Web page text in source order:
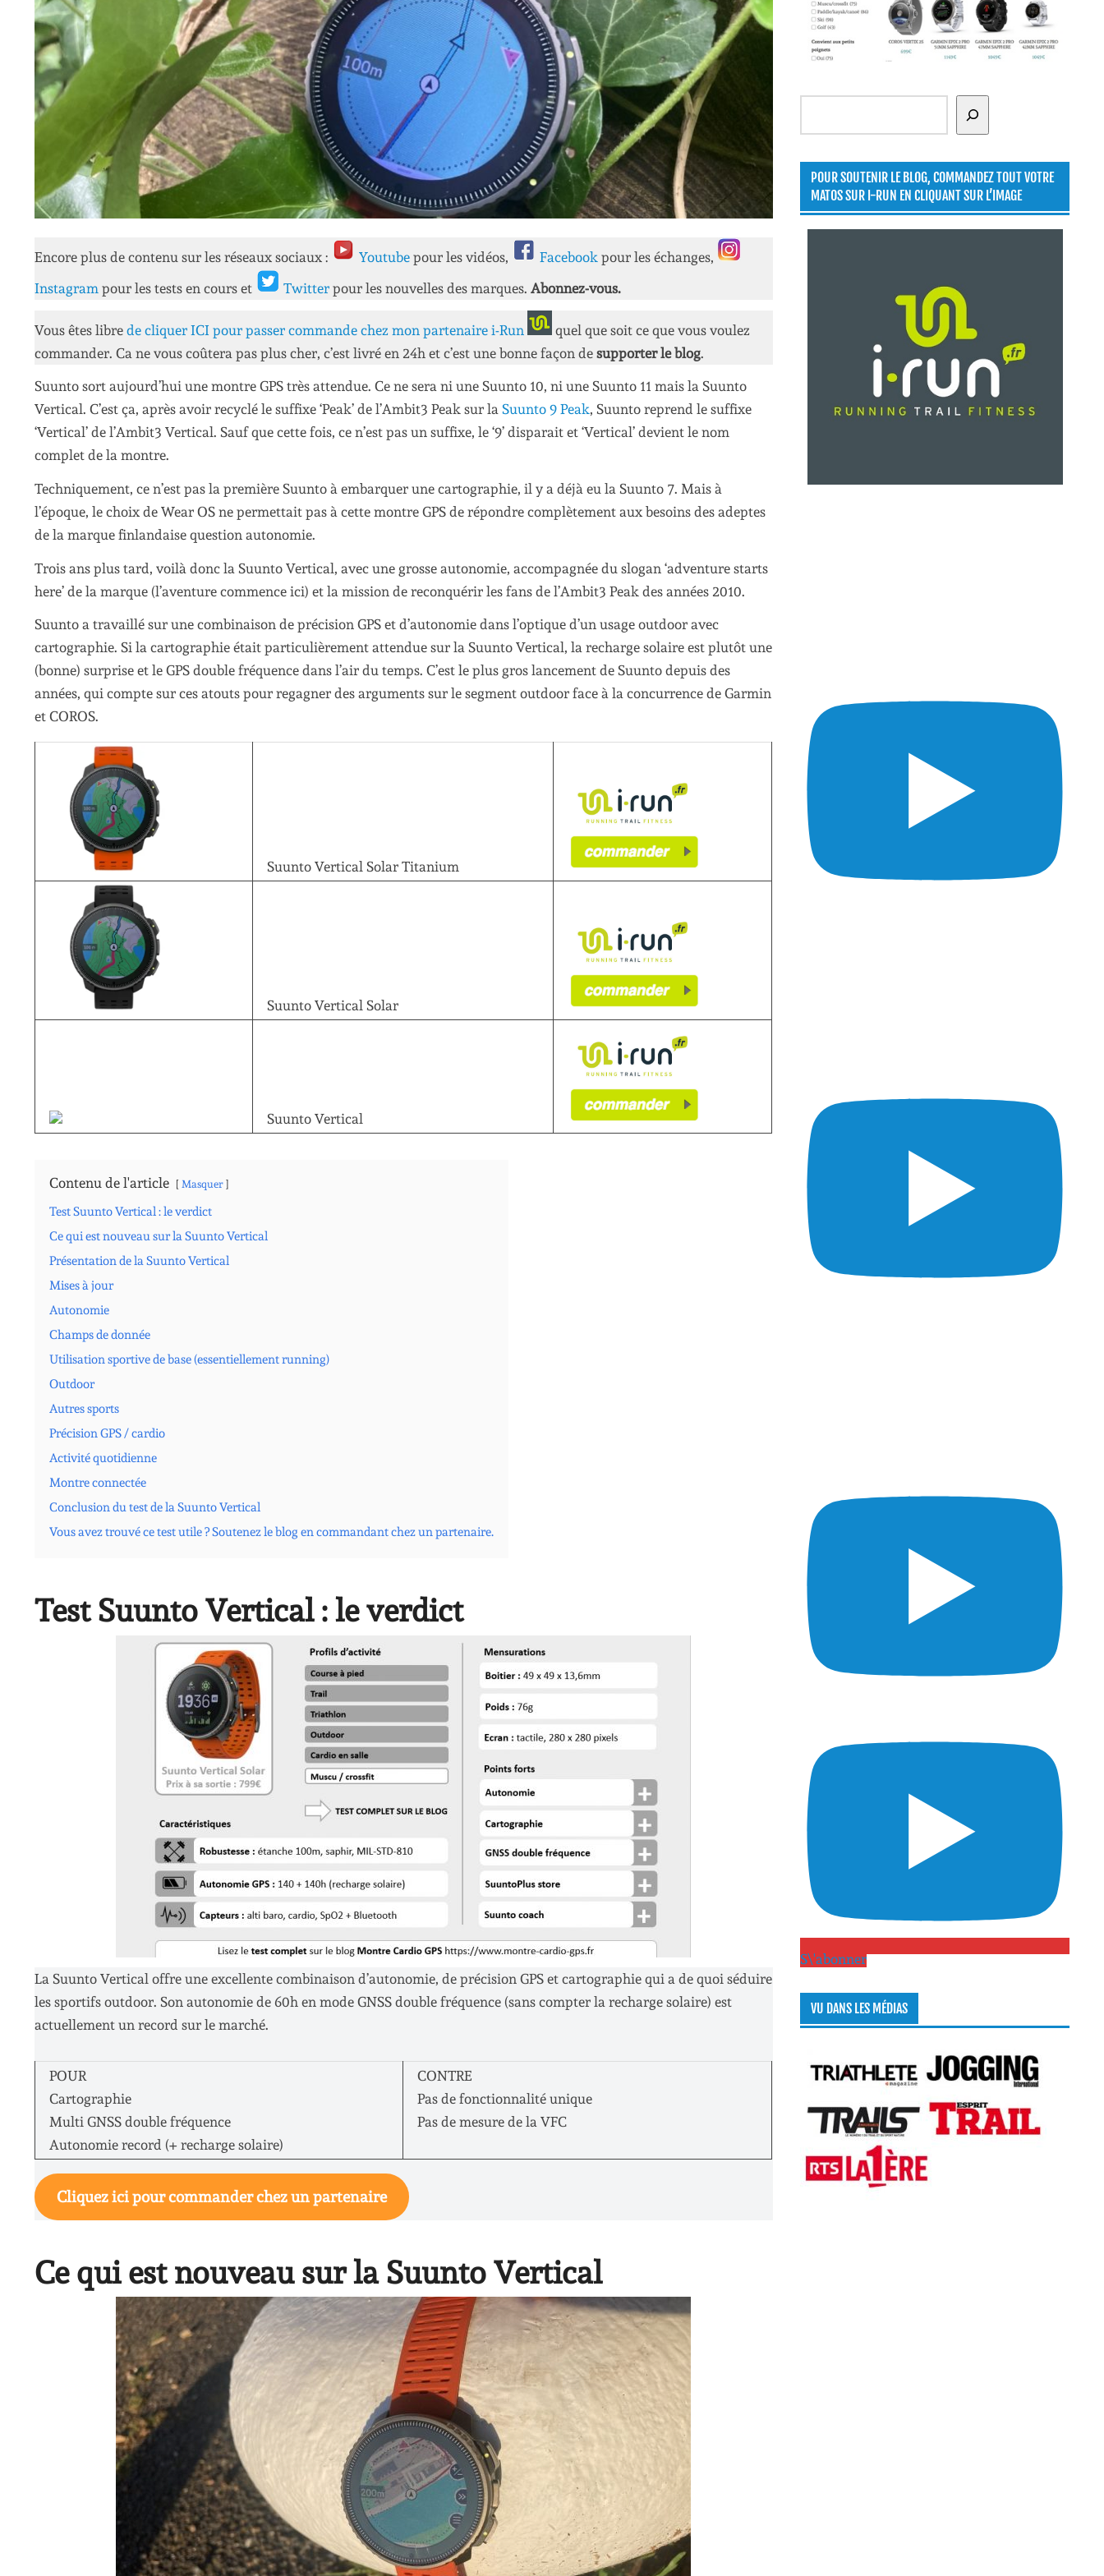
Encore plus de contenu sur les réseaux sociaux : Youtube pour les vidéos, Facebook pour les échanges,
Instagram pour les tests en cours et Twitter pour les nouvelles des marques. Abonnez-vous.
Vous êtes libre de cliquer ICI pour passer commande chez mon partenaire i-Run
quel que soit ce que vous voulez
commander. Ca ne vous coûtera pas plus cher, c’est livré en 24h et c’est une bonne façon de supporter le blog.
Suunto sort aujourd’hui une montre GPS très attendue. Ce ne sera ni une Suunto 10, ni une Suunto 11 mais la Suunto
Vertical. C’est ça, après avoir recyclé le suffixe ‘Peak’ de l’Ambit3 Peak sur la Suunto 9 Peak, Suunto reprend le suffixe
‘Vertical’ de l’Ambit3 Vertical. Sauf que cette fois, ce n’est pas un suffixe, le ‘9’ disparait et ‘Vertical’ devient le nom
complet de la montre.
Techniquement, ce n’est pas la première Suunto à embarquer une cartographie, il y a déjà eu la Suunto 7. Mais à
l’époque, le choix de Wear OS ne permettait pas à cette montre GPS de répondre complètement aux besoins des adeptes
de la marque finlandaise question autonomie.
Trois ans plus tard, voilà donc la Suunto Vertical, avec une grosse autonomie, accompagnée du slogan ‘adventure starts
here’ de la marque (l’aventure commence ici) et la mission de reconquérir les fans de l’Ambit3 Peak des années 2010.
Suunto a travaillé sur une combinaison de précision GPS et d’autonomie dans l’optique d’un usage outdoor avec
cartographie. Si la cartographie était particulièrement attendue sur la Suunto Vertical, la recharge solaire est plutôt une
(bonne) surprise et le GPS double fréquence dans l’air du temps. C’est le plus gros lancement de Suunto depuis des
années, qui compte sur ces atouts pour regagner des arguments sur le segment outdoor face à la concurrence de Garmin
et COROS.
Suunto Vertical Solar Titanium
Suunto Vertical Solar
Suunto Vertical
Contenu de l'article Masquer
Test Suunto Vertical : le verdict
Ce qui est nouveau sur la Suunto Vertical
Présentation de la Suunto Vertical
Mises à jour
Autonomie
Champs de donnée
Utilisation sportive de base (essentiellement running)
Outdoor
Autres sports
Précision GPS / cardio
Activité quotidienne
Montre connectée
Conclusion du test de la Suunto Vertical
Vous avez trouvé ce test utile ? Soutenez le blog en commandant chez un partenaire.
Test Suunto Vertical : le verdict
La Suunto Vertical offre une excellente combinaison d’autonomie, de précision GPS et cartographie qui a de quoi séduire
les sportifs outdoor. Son autonomie de 60h en mode GNSS double fréquence (sans compter la recharge solaire) est
actuellement un record sur le marché.
POUR
Cartographie
Multi GNSS double fréquence
Autonomie record (+ recharge solaire)
CONTRE
Pas de fonctionnalité unique
Pas de mesure de la VFC
Cliquez ici pour commander chez un partenaire
Ce qui est nouveau sur la Suunto Vertical
Rechercher
POUR SOUTENIR LE BLOG, COMMANDEZ TOUT VOTRE
MATOS SUR I-RUN EN CLIQUANT SUR L’IMAGE
S\'abonner
VU DANS LES MÉDIAS